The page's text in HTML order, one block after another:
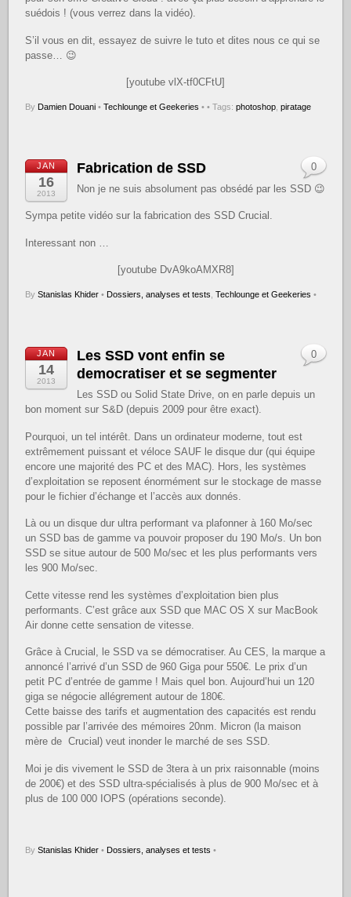
suédois ! (vous verrez dans la vidéo).
S’il vous en dit, essayez de suivre le tuto et dites nous ce qui se
passe… 😉
[youtube vlX-tf0CFtU]
By Damien Douani • Techlounge et Geekeries • • Tags:photoshop ,piratage
JAN
16
2013
Fabrication de SSD
Non je ne suis absolument pas obsédé par les SSD 😉
Sympa petite vidéo sur la fabrication des SSD Crucial.
Interessant non …
[youtube DvA9koAMXR8]
ByStanislas Khider • Dossiers, analyses et tests ,Techlounge et Geekeries •
0
JAN
14
2013
Les SSD vont enfin se
democratiser et se segmenter
Les SSD ou Solid State Drive, on en parle depuis un
bon moment sur S&D (depuis 2009 pour être exact).
Pourquoi, un tel intérêt. Dans un ordinateur moderne, tout est
extrêmement puissant et véloce SAUF le disque dur (qui équipe
encore une majorité des PC et des MAC). Hors, les systèmes
d’exploitation se reposent énormément sur le stockage de masse
pour le fichier d’échange et l’accès aux donnés.
Là ou un disque dur ultra performant va plafonner à 160 Mo/sec
un SSD bas de gamme va pouvoir proposer du 190 Mo/s. Un bon
SSD se situe autour de 500 Mo/sec et les plus performants vers
les 900 Mo/sec.
Cette vitesse rend les systèmes d’exploitation bien plus
performants. C’est grâce aux SSD que MAC OS X sur MacBook
Air donne cette sensation de vitesse.
Grâce à Crucial, le SSD va se démocratiser. Au CES, la marque a
annoncé l’arrivé d’un SSD de 960 Giga pour 550€. Le prix d’un
petit PC d’entrée de gamme ! Mais quel bon. Aujourd’hui un 120
giga se négocie allégrement autour de 180€.
Cette baisse des tarifs et augmentation des capacités est rendu
possible par l’arrivée des mémoires 20nm. Micron (la maison
mère de Crucial) veut inonder le marché de ses SSD.
Moi je dis vivement le SSD de 3tera à un prix raisonnable (moins
de 200€) et des SSD ultra-spécialisés à plus de 900 Mo/sec et à
plus de 100 000 IOPS (opérations seconde).
ByStanislas Khider • Dossiers, analyses et tests •
0